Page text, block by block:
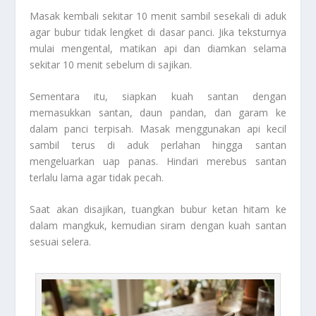
Masak kembali sekitar 10 menit sambil sesekali di aduk
agar bubur tidak lengket di dasar panci. Jika teksturnya
mulai mengental, matikan api dan diamkan selama
sekitar 10 menit sebelum di sajikan.
Sementara itu, siapkan kuah santan dengan
memasukkan santan, daun pandan, dan garam ke
dalam panci terpisah. Masak menggunakan api kecil
sambil terus di aduk perlahan hingga santan
mengeluarkan uap panas. Hindari merebus santan
terlalu lama agar tidak pecah.
Saat akan disajikan, tuangkan bubur ketan hitam ke
dalam mangkuk, kemudian siram dengan kuah santan
sesuai selera.